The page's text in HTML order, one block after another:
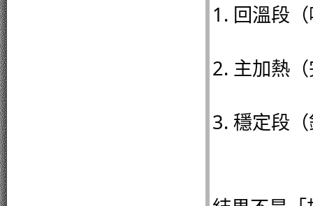
1. 回溫段
2. 主加熱
3. 穩定段